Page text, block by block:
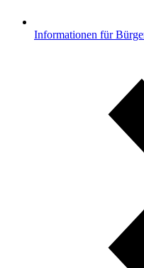
Informationen für